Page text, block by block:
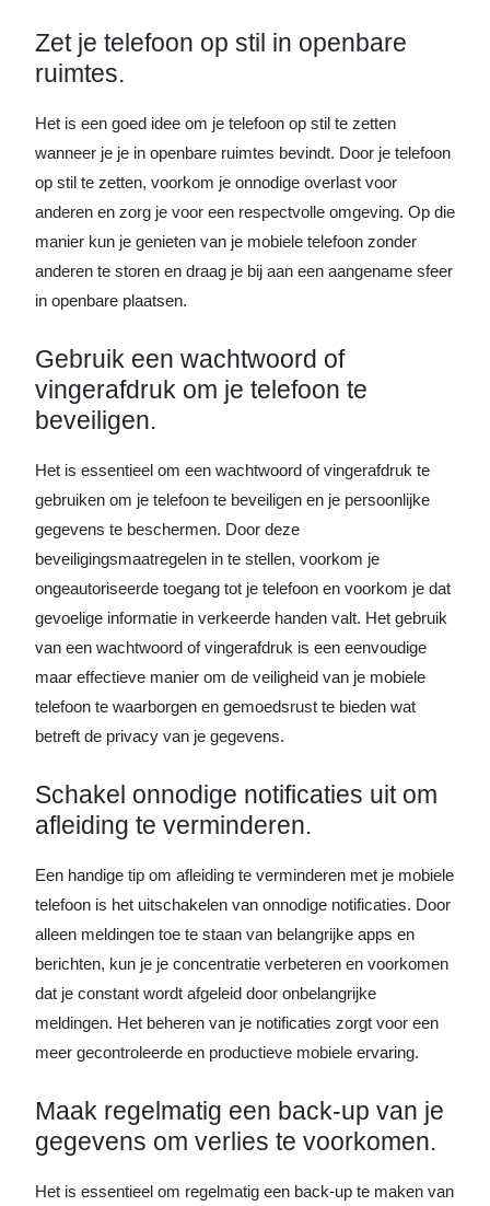
Zet je telefoon op stil in openbare
ruimtes.
Het is een goed idee om je telefoon op stil te zetten
wanneer je je in openbare ruimtes bevindt. Door je telefoon
op stil te zetten, voorkom je onnodige overlast voor
anderen en zorg je voor een respectvolle omgeving. Op die
manier kun je genieten van je mobiele telefoon zonder
anderen te storen en draag je bij aan een aangename sfeer
in openbare plaatsen.
Gebruik een wachtwoord of
vingerafdruk om je telefoon te
beveiligen.
Het is essentieel om een wachtwoord of vingerafdruk te
gebruiken om je telefoon te beveiligen en je persoonlijke
gegevens te beschermen. Door deze
beveiligingsmaatregelen in te stellen, voorkom je
ongeautoriseerde toegang tot je telefoon en voorkom je dat
gevoelige informatie in verkeerde handen valt. Het gebruik
van een wachtwoord of vingerafdruk is een eenvoudige
maar effectieve manier om de veiligheid van je mobiele
telefoon te waarborgen en gemoedsrust te bieden wat
betreft de privacy van je gegevens.
Schakel onnodige notificaties uit om
afleiding te verminderen.
Een handige tip om afleiding te verminderen met je mobiele
telefoon is het uitschakelen van onnodige notificaties. Door
alleen meldingen toe te staan van belangrijke apps en
berichten, kun je je concentratie verbeteren en voorkomen
dat je constant wordt afgeleid door onbelangrijke
meldingen. Het beheren van je notificaties zorgt voor een
meer gecontroleerde en productieve mobiele ervaring.
Maak regelmatig een back-up van je
gegevens om verlies te voorkomen.
Het is essentieel om regelmatig een back-up te maken van